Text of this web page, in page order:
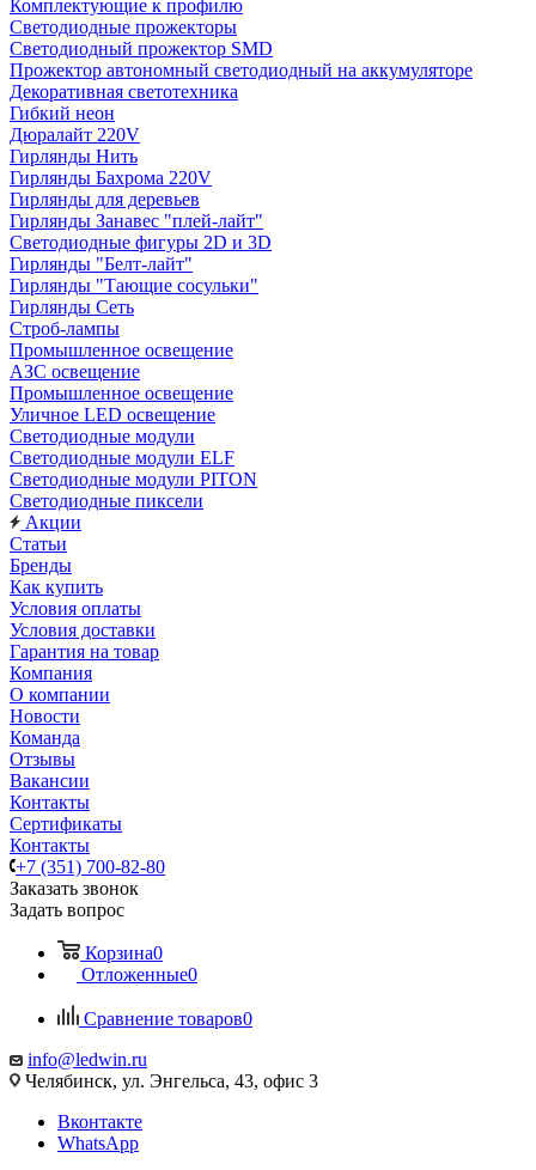
Комплектующие к профилю
Светодиодные прожекторы
Светодиодный прожектор SMD
Прожектор автономный светодиодный на аккумуляторе
Декоративная светотехника
Гибкий неон
Дюралайт 220V
Гирлянды Нить
Гирлянды Бахрома 220V
Гирлянды для деревьев
Гирлянды Занавес "плей-лайт"
Светодиодные фигуры 2D и 3D
Гирлянды "Белт-лайт"
Гирлянды "Тающие сосульки"
Гирлянды Сеть
Строб-лампы
Промышленное освещение
АЗС освещение
Промышленное освещение
Уличное LED освещение
Светодиодные модули
Светодиодные модули ELF
Светодиодные модули PITON
Светодиодные пиксели
Акции
Статьи
Бренды
Как купить
Условия оплаты
Условия доставки
Гарантия на товар
Компания
О компании
Новости
Команда
Отзывы
Вакансии
Контакты
Сертификаты
Контакты
+7 (351) 700-82-80
Заказать звонок
Задать вопрос
Корзина0
Отложенные0
Сравнение товаров0
info@ledwin.ru
Челябинск, ул. Энгельса, 43, офис 3
Вконтакте
WhatsApp